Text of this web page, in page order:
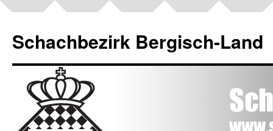
Schachbezirk Bergisch-Land